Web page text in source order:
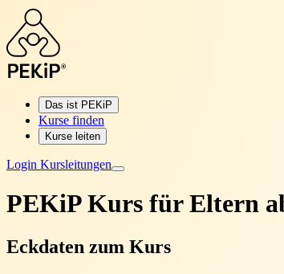
Das ist PEKiP
Kurse finden
Kurse leiten
Login Kursleitungen
PEKiP Kurs für Eltern
Eckdaten zum Kurs